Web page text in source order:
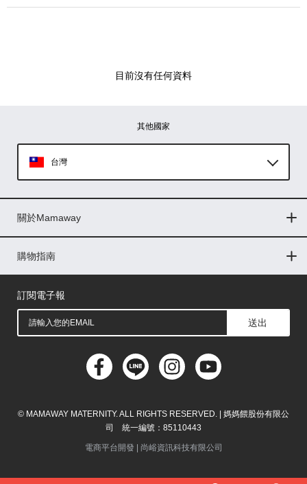
目前沒有任何資料
其他國家
台灣
印尼
馬來西亞
關於Mamaway
門市據點
最新消息
品牌故事
人力招募
媒體花絮
隱私權聲明
CSR企業社會責任
購物指南
購物常見問題
退換貨問題
儲值金使用條款
購買儲值金
發票問題
會員權益
線上留言
吸乳器-免費體驗
訂閱電子報
送出
© MAMAWAY MATERNITY. ALL RIGHTS RESERVED. | 媽媽餵股份有限公
司 統一編號：85110443
電商平台開發 | 尚峪資訊科技有限公司